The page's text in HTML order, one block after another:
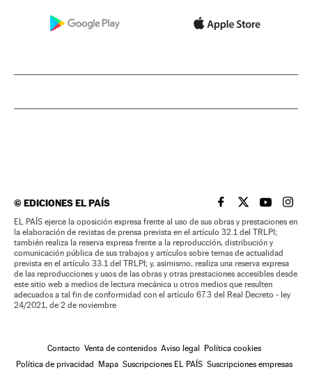
©EDICIONES EL PAÍS EL PAÍS BRASIL EN
EL PAÍSEL PAÍS
EL
EL PAÍS ejerce la oposición expresa frente al uso de sus obras y prestaciones en
la elaboración de revistas de prensa prevista en el artículo 32.1 del TRLPI;
también realiza la reserva expresa frente a la reproducción, distribución y
comunicación pública de sus trabajos y artículos sobre temas de actualidad
prevista en el artículo 33.1 del TRLPI; y, asimismo, realiza una reserva expresa
de las reproducciones y usos de las obras y otras prestaciones accesibles desde
este sitio web a medios de lectura mecánica u otros medios que resulten
adecuados a tal fin de conformidad con el artículo 67.3 del Real Decreto - ley
24/2021, de 2 de noviembre
Contacto Venta de contenidos Aviso legal
Política cookies
Política de privacidad
Mapa Suscripciones EL PAÍS Suscripciones empresas